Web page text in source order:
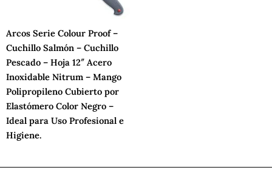
Arcos Serie Colour Proof –
Cuchillo Salmón – Cuchillo
Pescado – Hoja 12″ Acero
Inoxidable Nitrum – Mango
Polipropileno Cubierto por
Elastómero Color Negro –
Ideal para Uso Profesional e
Higiene.